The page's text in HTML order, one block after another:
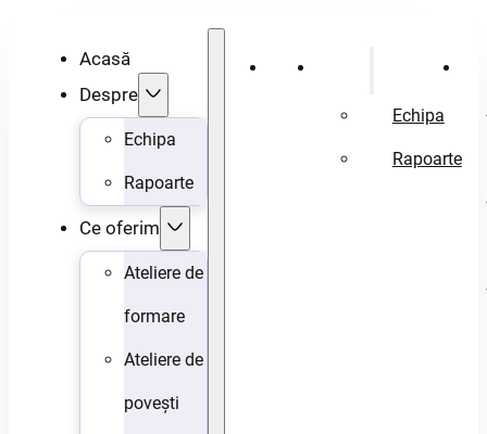
Acasă
Despre
Echipa
Rapoarte
Ce oferim
Ateliere de
formare
Ateliere de
povești
Acasă
Echipa
Rapoarte